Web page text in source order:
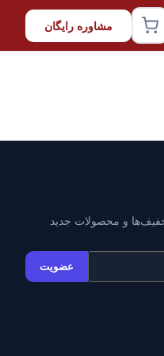
مشاوره رایگان
و محصولات جدید
عضویت